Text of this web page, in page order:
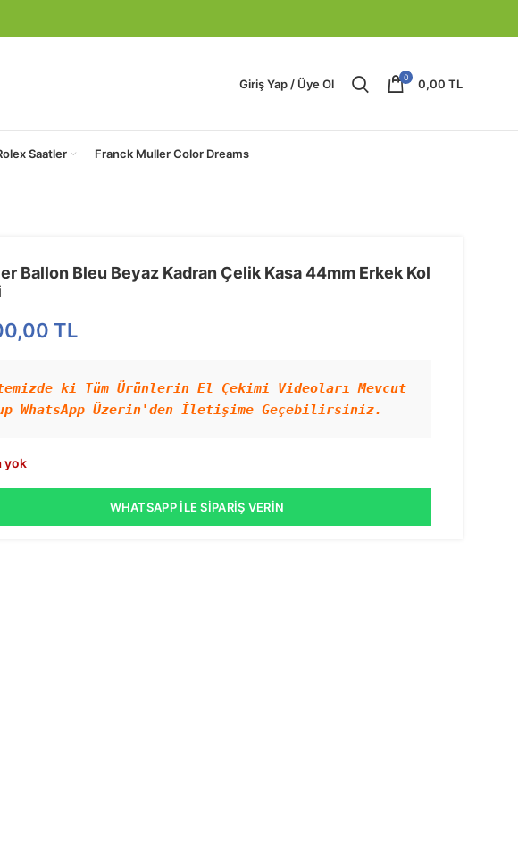
Giriş Yap / Üye Ol 0 0,00 TL
Saatler Franck Muller Color Dreams
Ballon Bleu Beyaz Kadran Çelik Kasa 44mm Erkek Kol
TL
ki Tüm Ürünlerin El Çekimi Videoları Mevcut
WhatsApp Üzerin'den İletişime Geçebilirsiniz.
yok
WHATSAPP İLE SIPARIŞ VERIN